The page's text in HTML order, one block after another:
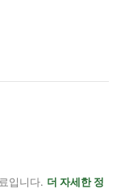
입니다. 더 자세한 정